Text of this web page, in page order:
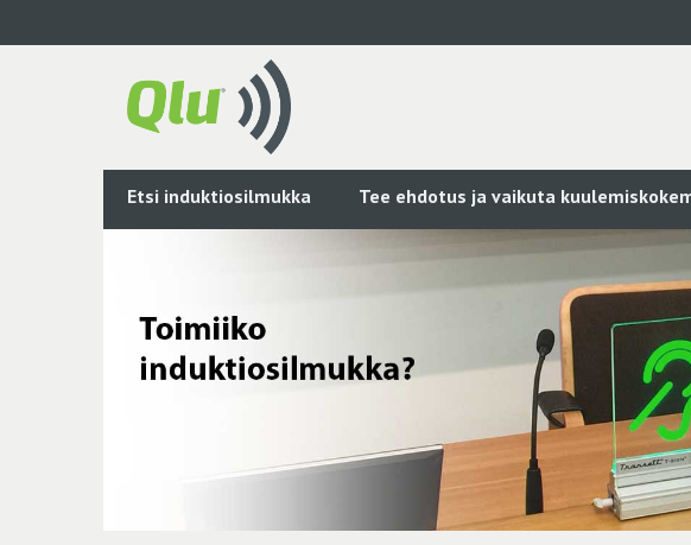
Etsi induktiosilmukka Tee ehdotus ja vaikuta